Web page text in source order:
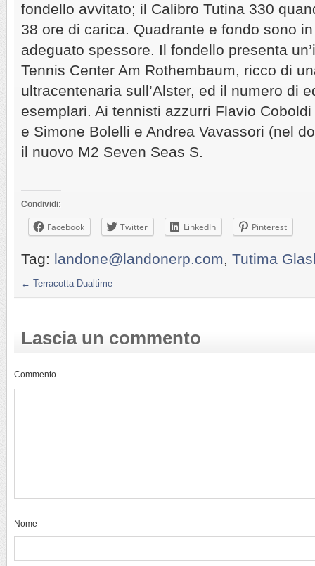
fondello avvitato; il Calibro Tutina 330
38 ore di carica. Quadrante e fondo sono
adeguato spessore. Il fondello presenta
Tennis Center Am Rothembaum, ricco di
ultracentenaria sull’Alster, ed il numero di
esemplari. Ai tennisti azzurri Flavio
e Simone Bolelli e Andrea Vavassori (nel
il nuovo M2 Seven Seas S.
Condividi:
Facebook Twitter LinkedIn Pinterest
Tag: landone@landonerp.com, Tutima
← Terracotta Dualtime
Lascia un commento
Commento
Nome